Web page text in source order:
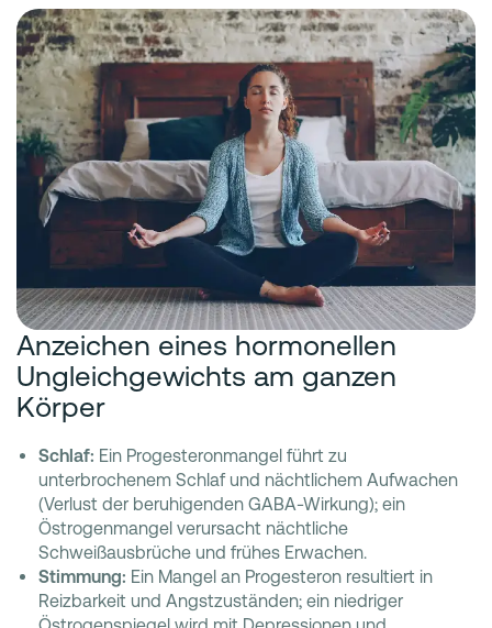
Anzeichen eines hormonellen
Ungleichgewichts am ganzen
Körper
Schlaf: Ein Progesteronmangel führt zu
unterbrochenem Schlaf und nächtlichem Aufwachen
(Verlust der beruhigenden GABA-Wirkung); ein
Östrogenmangel verursacht nächtliche
Schweißausbrüche und frühes Erwachen.
Stimmung: Ein Mangel an Progesteron resultiert in
Reizbarkeit und Angstzuständen; ein niedriger